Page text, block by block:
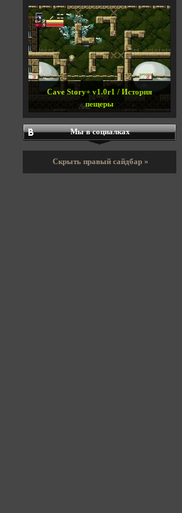
Cave Story+ v1.0r1 / История
пещеры
Мы в социалках
Скрыть правый сайдбар »